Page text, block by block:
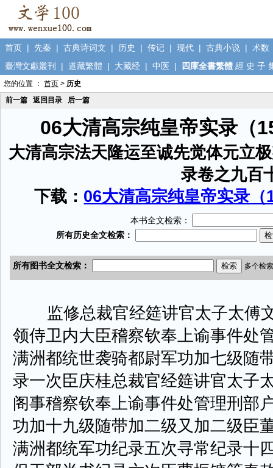
首页 | 先秦 | 古典诗词文 | 历史 | 传记 | 现代 | 古典小说 | 术数
臺灣文獻叢刊
| 道藏繁體 | 大藏经 | 中医 | 四庫全書繁體 經 史 子
您的位置 ： 首页 > 历史
前一篇
返回目录 后一篇
06大清高宗纯皇帝实录（
大清高宗法天隆运至诚先觉体元立
录卷之九百
下载： 06大清高宗纯皇帝实录
本书全文检索：
监修总裁官经筵讲官太子太傅
领侍卫内大臣稽察钦奉上谕事件处
满洲都统世袭骑都尉军功加七级随
录一次臣庆桂总裁官经筵讲官太子
阁事稽察钦奉上谕事件处管理刑部
功加十九级随带加二级又加二级臣
满洲都统军功纪录五次寻常纪录十